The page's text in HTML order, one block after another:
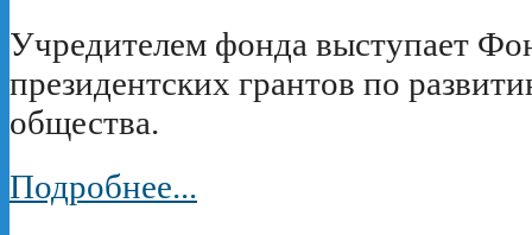
Учредителем фонда выступает
президентских грантов по
общества.
Подробнее...